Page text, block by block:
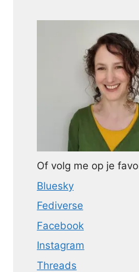
Of volg me op je
Bluesky
Fediverse
Facebook
Instagram
Threads